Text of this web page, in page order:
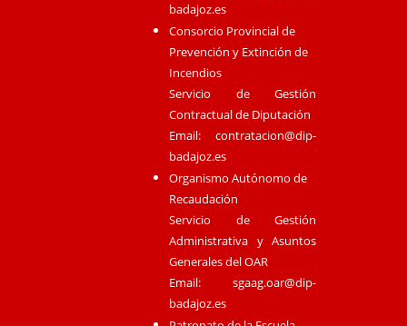
badajoz.es
Consorcio Provincial de
Prevención y Extinción de
Incendios
Servicio de Gestión
Contractual de Diputación
Email:contratacion@dip-
badajoz.es
Organismo Autónomo de
Recaudación
Servicio de Gestión
Administrativa y Asuntos
Generales del OAR
Email:sgaag.oar@dip-
badajoz.es